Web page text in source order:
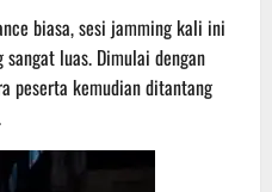
biasa, sesi jamming kali ini
luas. Dimulai dengan
peserta kemudian ditantang